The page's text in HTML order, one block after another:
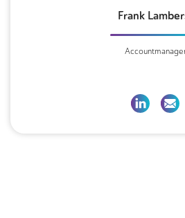
Frank